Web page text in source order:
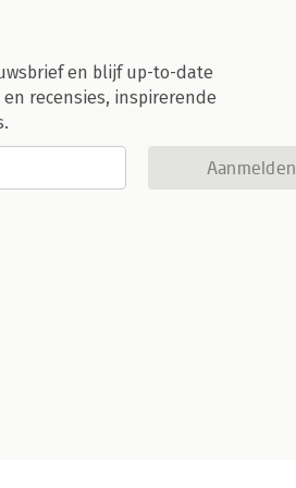
en blijf up-to-date
recensies, inspirerende
Aanmelden